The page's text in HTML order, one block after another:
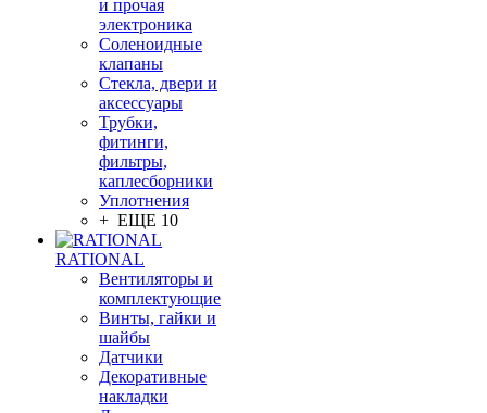
и прочая
электроника
Соленоидные
клапаны
Стекла, двери и
аксессуары
Трубки,
фитинги,
фильтры,
каплесборники
Уплотнения
+ ЕЩЕ 10
RATIONAL
Вентиляторы и
комплектующие
Винты, гайки и
шайбы
Датчики
Декоративные
накладки